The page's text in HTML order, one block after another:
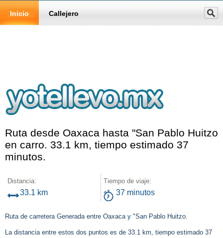
Inicio Callejero
Ruta desde Oaxaca hasta "San Pablo Huitzo
en carro. 33.1 km, tiempo estimado 37
minutos.
Distancia:
33.1 km
Tiempo de viaje:
37 minutos
Ruta de carretera Generada entre Oaxaca y "San Pablo Huitzo.
La distancia entre estos dos puntos es de 33.1 km, tiempo estimado 37